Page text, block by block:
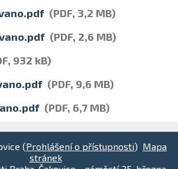
(PDF, 3,2 MB)
(PDF, 2,6 MB)
932 kB)
(PDF, 9,6 MB)
(PDF, 6,7 MB)
(Prohlášení o přístupnosti) Mapa
stránek